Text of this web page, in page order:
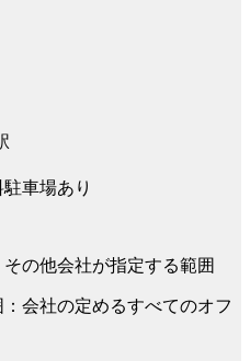
車場あり
の他会社が指定する範囲
会社の定めるすべてのオフ